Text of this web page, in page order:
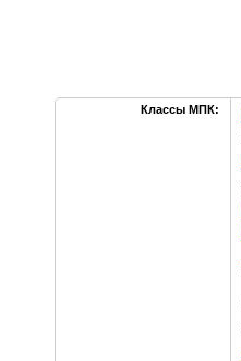
Классы МПК: